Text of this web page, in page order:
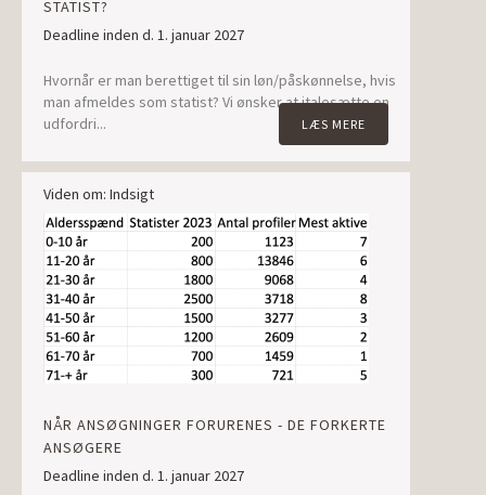
STATIST?
Deadline inden d. 1. januar 2027
Hvornår er man berettiget til sin løn/påskønnelse, hvis
man afmeldes som statist? Vi ønsker at italesætte en
udfordri...
LÆS MERE
Viden om: Indsigt
NÅR ANSØGNINGER FORURENES - DE FORKERTE
ANSØGERE
Deadline inden d. 1. januar 2027